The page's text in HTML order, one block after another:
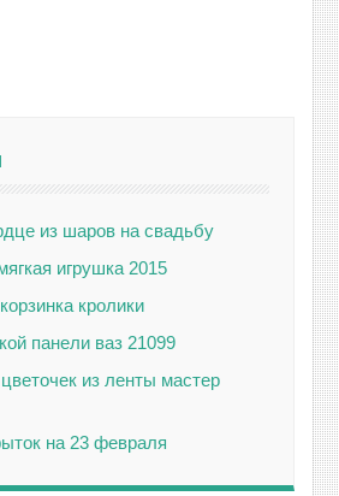
из шаров на свадьбу
игрушка 2015
кролики
панели ваз 21099
из ленты мастер
на 23 февраля